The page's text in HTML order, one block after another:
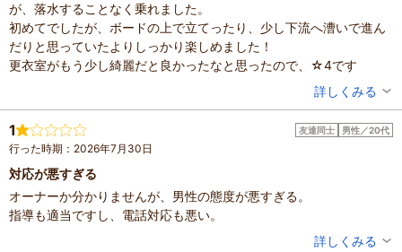
が、落水することなく乗れました。
初めてでしたが、ボードの上で立てったり、少し下流へ漕いで進ん
だりと思っていたよりしっかり楽しめました！
更衣室がもう少し綺麗だと良かったなと思ったので、☆4です
滞在時間：2～3時間
設備の有無：駐車場
投稿日：2026年8月3日
体験した高評価プラン
【高知県｜仁淀川・仁淀ブルー】SUP宙船（そらふね）体
験／スイーツ付／カップル・お友達と♪／一眼レフ＆4Kドロ
参加：小学生以上か未就学児で船を漕ぐ場合 7,800円～
詳しくみる
1 友達同士 男性／20代
行った時期：2026年7月30日
対応が悪すぎる
オーナーか分かりませんが、男性の態度が悪すぎる。
指導も適当ですし、電話対応も悪い。
詳しくみる